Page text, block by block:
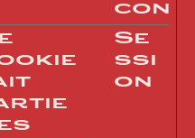
Se
ssi
on